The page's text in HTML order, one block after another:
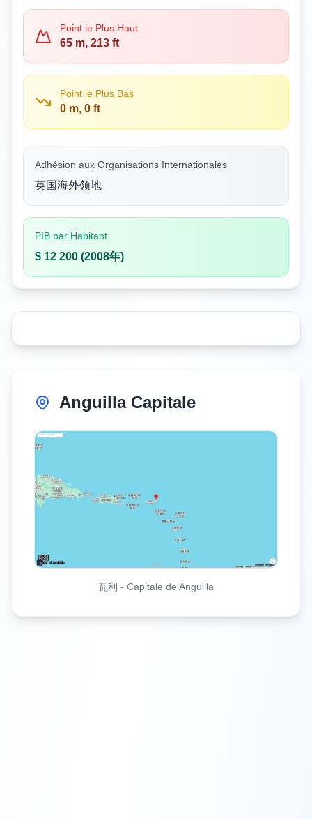
Point le Plus Haut
65 m, 213 ft
Point le Plus Bas
0 m, 0 ft
Adhésion aux Organisations Internationales
英国海外领地
PIB par Habitant
$ 12 200 (2008年)
Anguilla Capitale
瓦利 - Capitale de Anguilla